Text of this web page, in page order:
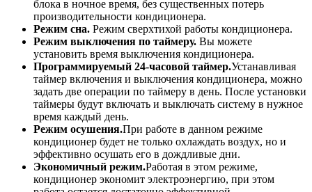
блока в ночное время, без существенных потерь
производительности кондиционера.
Режим сна. Режим сверхтихой работы кондиционера.
Режим выключения по таймеру. Вы можете
установить время выключения кондиционера.
Программируемый 24-часовой таймер.Устанавливая
таймер включения и выключения кондиционера, можно
задать две операции по таймеру в день. После установки
таймеры будут включать и выключать систему в нужное
время каждый день.
Режим осушения.При работе в данном режиме
кондиционер будет не только охлаждать воздух, но и
эффективно осушать его в дождливые дни.
Экономичный режим.Работая в этом режиме,
кондиционер экономит электроэнергию, при этом